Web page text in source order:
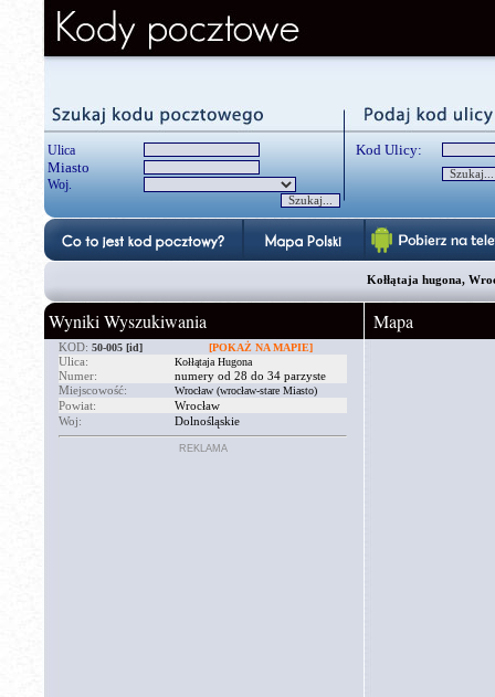
Ulica
Miasto
Woj.
Kod Ulicy:
Kołłątaja hugona,
Wyniki Wyszukiwania
KOD: 50-005 [id] [POKAŻ NA MAPIE]
Ulica: Kołłątaja Hugona
Numer:
numery od 28 do 34 parzyste
Miejscowość:
Wrocław (wrocław-stare Miasto)
Powiat:
Wrocław
Woj:
Dolnośląskie
REKLAMA
Mapa